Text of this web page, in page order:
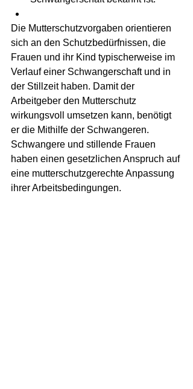
Die Mutterschutzvorgaben orientieren
sich an den Schutzbedürfnissen, die
Frauen und ihr Kind typischerweise im
Verlauf einer Schwangerschaft und in
der Stillzeit haben. Damit der
Arbeitgeber den Mutterschutz
wirkungsvoll umsetzen kann, benötigt
er die Mithilfe der Schwangeren.
Schwangere und stillende Frauen
haben einen gesetzlichen Anspruch auf
eine mutterschutzgerechte Anpassung
ihrer Arbeitsbedingungen.